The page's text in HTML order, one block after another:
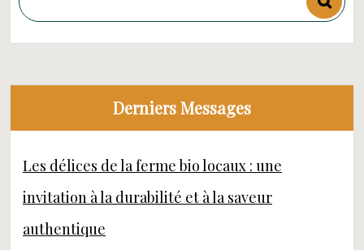
Derniers Messages
Les délices de la ferme bio locaux : une
invitation à la durabilité et à la saveur
authentique